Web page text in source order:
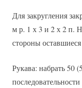
Для закругления
м р. 1 х 3 и 2 х 2 п.
стороны
Рукава: набрать 50